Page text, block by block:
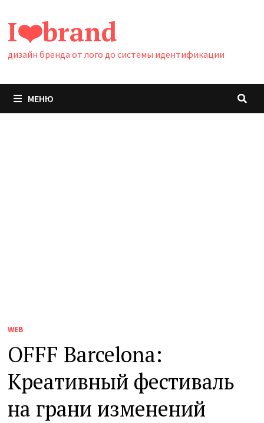
содержимому
I❤️brand
дизайн бренда от лого до системы идентификации
МЕНЮ
WEB
OFFF Barcelona:
Креативный фестиваль
на грани изменений